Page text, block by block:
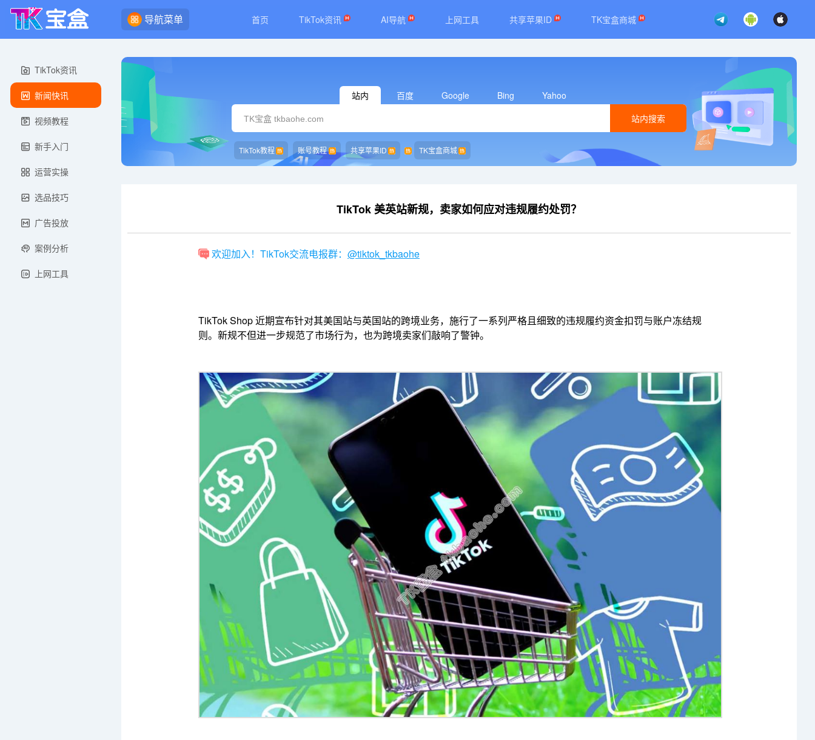
导航菜单 首页 TikTok资讯 AI导航 上网工具 共享苹果ID TK宝盒商城
站内 百度 Google Bing Yahoo
站内搜索
TikTok教程 账号教程 共享苹果ID TK宝盒商城
TikTok 美英站新规，卖家如何应对违规履约处罚？
欢迎加入！TikTok交流电报群： @tiktok_tkbaohe
TikTok Shop 近期宣布针对其美国站与英国站的跨境业务，施行了一系列严格且细致的违规履约资金扣罚与账户冻结规
则。新规不但进一步规范了市场行为，也为跨境卖家们敲响了警钟。
TikTok资讯
新闻快讯
视频教程
新手入门
运营实操
选品技巧
广告投放
案例分析
上网工具